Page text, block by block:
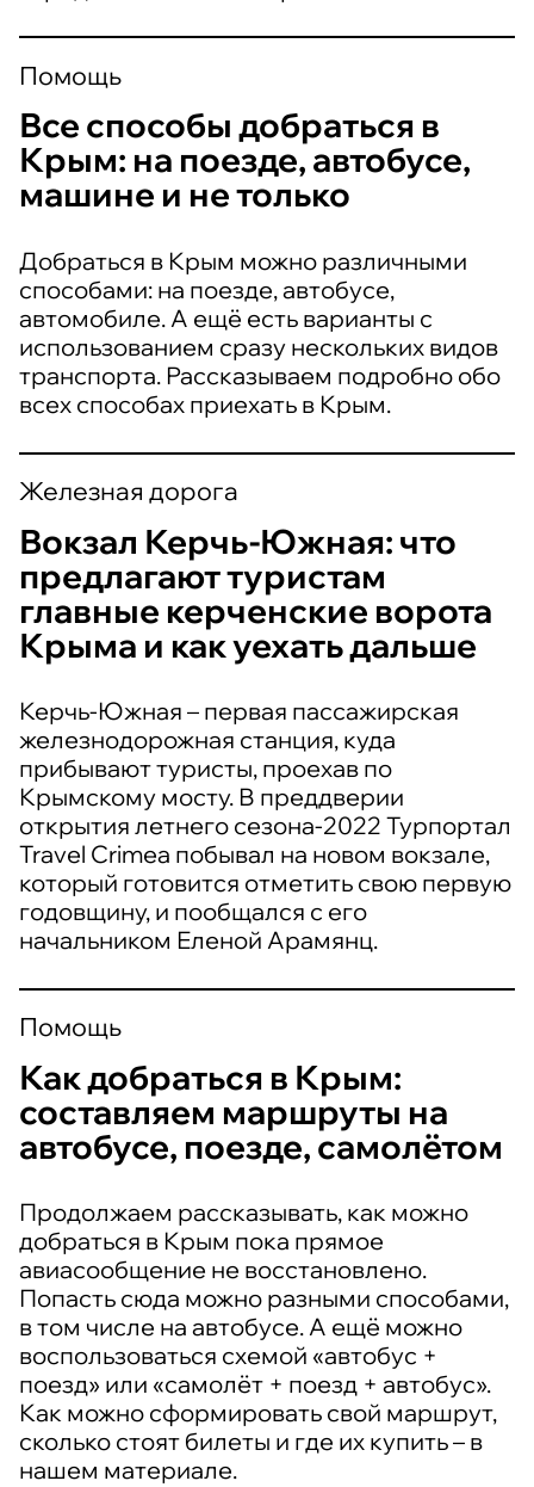
Помощь
Все способы добраться в
Крым: на поезде, автобусе,
машине и не только
Добраться в Крым можно различными
способами: на поезде, автобусе,
автомобиле. А ещё есть варианты с
использованием сразу нескольких видов
транспорта. Рассказываем подробно обо
всех способах приехать в Крым.
Железная дорога
Вокзал Керчь-Южная: что
предлагают туристам
главные керченские ворота
Крыма и как уехать дальше
Керчь-Южная – первая пассажирская
железнодорожная станция, куда
прибывают туристы, проехав по
Крымскому мосту. В преддверии
открытия летнего сезона-2022 Турпортал
Travel Crimea побывал на новом вокзале,
который готовится отметить свою первую
годовщину, и пообщался с его
начальником Еленой Арамянц.
Помощь
Как добраться в Крым:
составляем маршруты на
автобусе, поезде, самолётом
Продолжаем рассказывать, как можно
добраться в Крым пока прямое
авиасообщение не восстановлено.
Попасть сюда можно разными способами,
в том числе на автобусе. А ещё можно
воспользоваться схемой «автобус +
поезд» или «самолёт + поезд + автобус».
Как можно сформировать свой маршрут,
сколько стоят билеты и где их купить – в
нашем материале.